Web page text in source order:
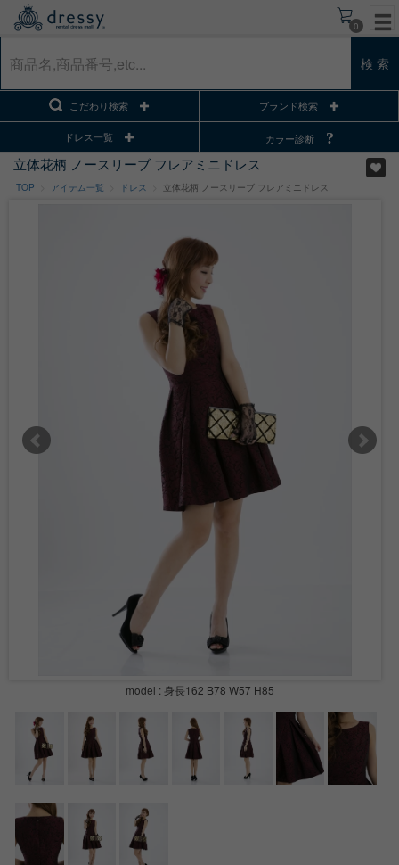
0
検 索
こだわり検索 ブランド検索
ドレス一覧 カラー診断
立体花柄 ノースリーブ フレアミニドレス
TOP アイテム一覧 ドレス 立体花柄 ノースリーブ フレアミニドレス
model : 身長162 B78 W57 H85